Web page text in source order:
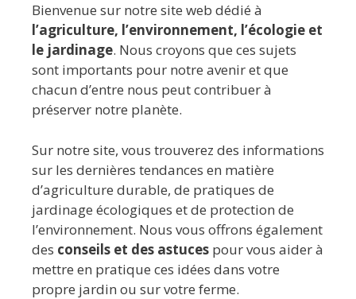
Bienvenue sur notre site web dédié à
l’agriculture, l’environnement, l’écologie et
le jardinage. Nous croyons que ces sujets
sont importants pour notre avenir et que
chacun d’entre nous peut contribuer à
préserver notre planète.
Sur notre site, vous trouverez des informations
sur les dernières tendances en matière
d’agriculture durable, de pratiques de
jardinage écologiques et de protection de
l’environnement. Nous vous offrons également
des conseils et des astuces pour vous aider à
mettre en pratique ces idées dans votre
propre jardin ou sur votre ferme.